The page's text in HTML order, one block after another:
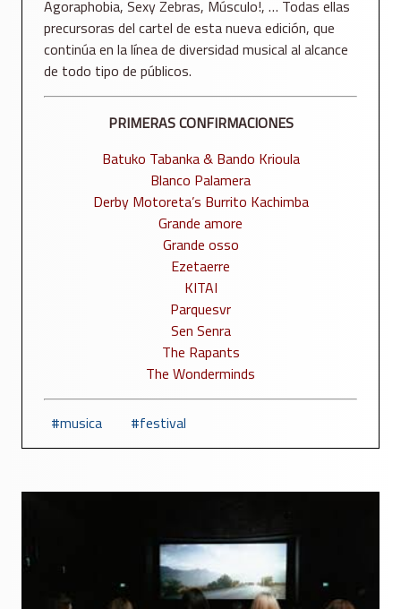
Agoraphobia, Sexy Zebras, Músculo!, … Todas ellas
precursoras del cartel de esta nueva edición, que
continúa en la línea de diversidad musical al alcance
de todo tipo de públicos.
PRIMERAS CONFIRMACIONES
Batuko Tabanka & Bando Krioula
Blanco Palamera
Derby Motoreta’s Burrito Kachimba
Grande amore
Grande osso
Ezetaerre
KITAI
Parquesvr
Sen Senra
The Rapants
The Wonderminds
musica festival